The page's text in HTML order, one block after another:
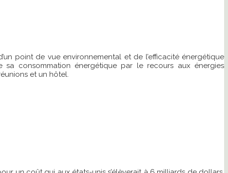
point de vue environnemental et de l’efficacité énergétique
sa consommation énergétique par le recours aux énergies
et un hôtel.